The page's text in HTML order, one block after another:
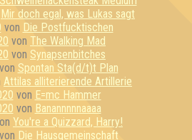
Mir doch egal, was Lukas sagt
von Die Postfucktischen
von The Walking Mad
von Synapsenbitches
von Spontan Sta(d/t)t Plan
Attilas alliterierende Artillerie
von E=mc Hammer
von Banannnnnaaaa
You're a Quizzard, Harry!
von Die Hausgemeinschaft